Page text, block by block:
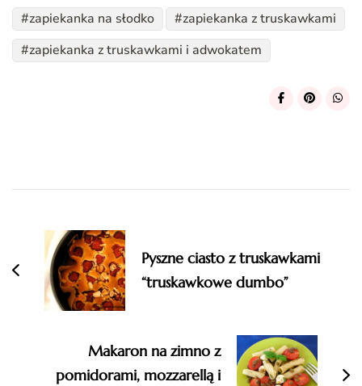
zapiekanka na słodko
zapiekanka z truskawkami
zapiekanka z truskawkami i adwokatem
Navigation
Pyszne ciasto z truskawkami
“truskawkowe dumbo”
Makaron na zimno z
pomidorami, mozzarellą i